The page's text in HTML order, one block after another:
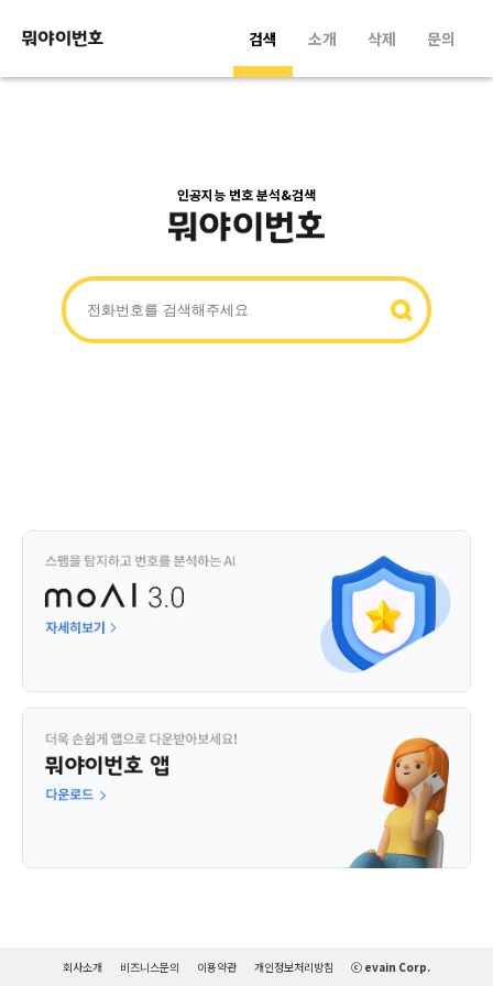
검색 소개 삭제 문의
인공지능 번호 분석&검색
회사소개 비즈니스문의 이용약관 개인정보처리방침 ⓒ evain Corp.